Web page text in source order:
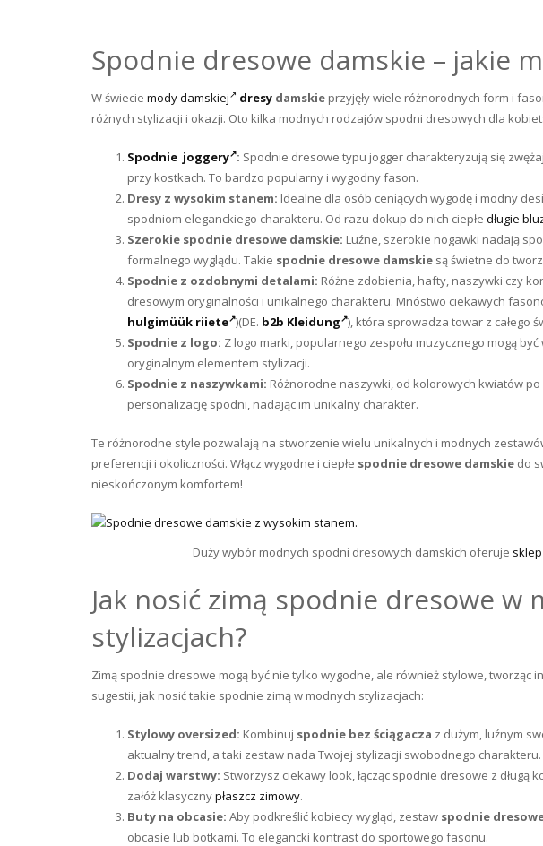
Spodnie dresowe damskie – jakie
W świecie mody damskiej dresy damskie przyjęły wiele różnorodnych form i
różnych stylizacji i okazji. Oto kilka modnych rodzajów spodni dresowych dla kobiet:
Spodnie joggery : Spodnie dresowe typu jogger charakteryzują się
przy kostkach. To bardzo popularny i wygodny fason.
Dresy z wysokim stanem: Idealne dla osób ceniących wygodę i modny
spodniom eleganckiego charakteru. Od razu dokup do nich ciepłe długie
Szerokie spodnie dresowe damskie: Luźne, szerokie nogawki nadają
formalnego wyglądu. Takie spodnie dresowe damskie są świetne do
Spodnie z ozdobnymi detalami: Różne zdobienia, hafty, naszywki czy
dresowym oryginalności i unikalnego charakteru. Mnóstwo ciekawych
hulgimüük riiete )(DE. b2b Kleidung ), która sprowadza towar z całego
Spodnie z logo: Z logo marki, popularnego zespołu muzycznego mogą
oryginalnym elementem stylizacji.
Spodnie z naszywkami: Różnorodne naszywki, od kolorowych kwiatów
personalizację spodni, nadając im unikalny charakter.
Te różnorodne style pozwalają na stworzenie wielu unikalnych i modnych
preferencji i okoliczności. Włącz wygodne i ciepłe spodnie dresowe damskie do
nieskończonym komfortem!
Duży wybór modnych spodni dresowych damskich oferuje sklep
Jak nosić zimą spodnie dresowe w
stylizacjach?
Zimą spodnie dresowe mogą być nie tylko wygodne, ale również stylowe, tworząc
sugestii, jak nosić takie spodnie zimą w modnych stylizacjach:
Stylowy oversized: Kombinuj spodnie bez ściągacza z dużym, luźnym
aktualny trend, a taki zestaw nada Twojej stylizacji swobodnego charakteru.
Dodaj warstwy: Stworzysz ciekawy look, łącząc spodnie dresowe z długą
załóż klasycznypłaszcz zimowy.
Buty na obcasie: Aby podkreślić kobiecy wygląd, zestaw spodnie
obcasie lub botkami. To elegancki kontrast do sportowego fasonu.